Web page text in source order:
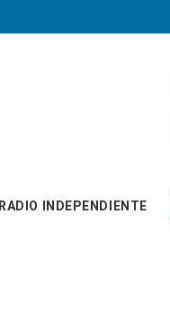
RADIO INDEPENDIENTE